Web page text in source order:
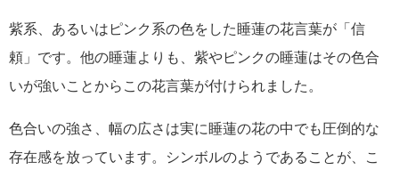
紫系、あるいはピンク系の色をした睡蓮の花言葉が「信
頼」です。他の睡蓮よりも、紫やピンクの睡蓮はその色合
いが強いことからこの花言葉が付けられました。
色合いの強さ、幅の広さは実に睡蓮の花の中でも圧倒的な
存在感を放っています。シンボルのようであることが、こ